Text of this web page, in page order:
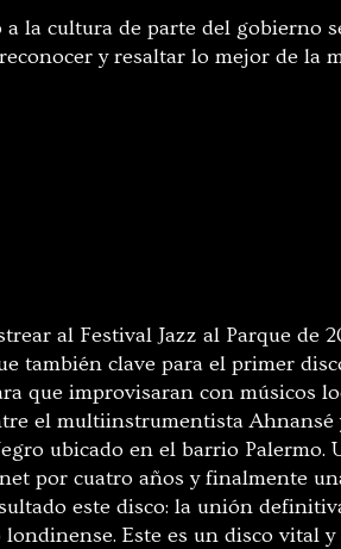
la cultura de parte del gobierno
y resaltar lo mejor de la
al Festival Jazz al Parque de
también clave para el primer
que improvisaran con músicos
el multiinstrumentista
ubicado en el barrio Palermo.
por cuatro años y finalmente
este disco: la unión
Este es un disco vital